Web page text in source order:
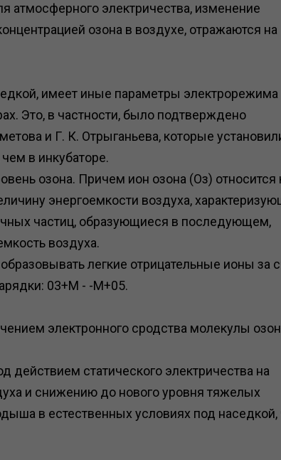
атмосферного электричества, изменение
озона в воздухе, отражаются на
имеет иные параметры электрорежима
Это, в частности, было подтверждено
и Г. К. Отрыганьева, которые
в инкубаторе.
озона. Причем ион озона (Оз) относится
энергоемкости воздуха,
частиц, образующиеся в последующем,
воздуха.
легкие отрицательные ионы за
03+М - -M+05.
электронного сродства молекулы
действием статического электричества на
и снижению до нового уровня тяжелых
в естественных условиях под